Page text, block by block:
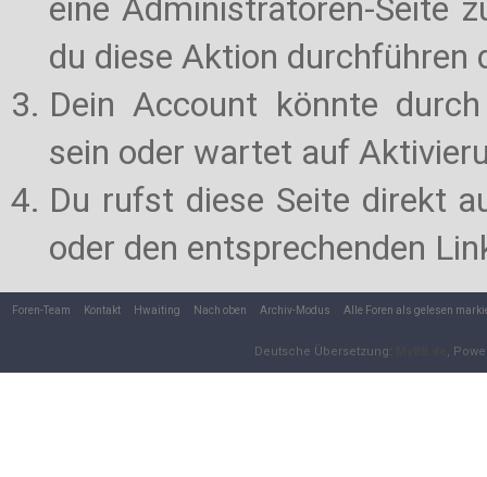
eine Administratoren-Seite
du diese Aktion durchführen
Dein Account könnte
sein oder wartet auf
Du rufst diese Seite direkt
oder den entsprechenden
Foren-Team Kontakt Hwaiting Nach oben Archiv-Modus Alle Foren als gelesen
Deutsche Übersetzung: ,